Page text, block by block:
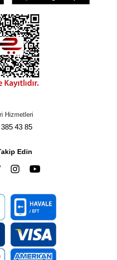
Hizmetleri
43 85
Edin